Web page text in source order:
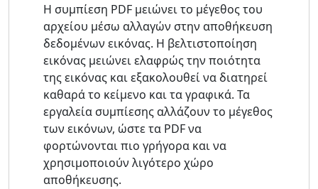
Η συμπίεση PDF μειώνει το μέγεθος του
αρχείου μέσω αλλαγών στην αποθήκευση
δεδομένων εικόνας. Η βελτιστοποίηση
εικόνας μειώνει ελαφρώς την ποιότητα
της εικόνας και εξακολουθεί να διατηρεί
καθαρά το κείμενο και τα γραφικά. Τα
εργαλεία συμπίεσης αλλάζουν το μέγεθος
των εικόνων, ώστε τα PDF να
φορτώνονται πιο γρήγορα και να
χρησιμοποιούν λιγότερο χώρο
αποθήκευσης.